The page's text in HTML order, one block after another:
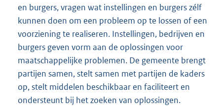
en burgers, vragen wat instellingen en burgers zélf
kunnen doen om een probleem op te lossen of een
voorziening te realiseren. Instellingen, bedrijven en
burgers geven vorm aan de oplossingen voor
maatschappelijke problemen. De gemeente brengt
partijen samen, stelt samen met partijen de kaders
op, stelt middelen beschikbaar en faciliteert en
ondersteunt bij het zoeken van oplossingen.